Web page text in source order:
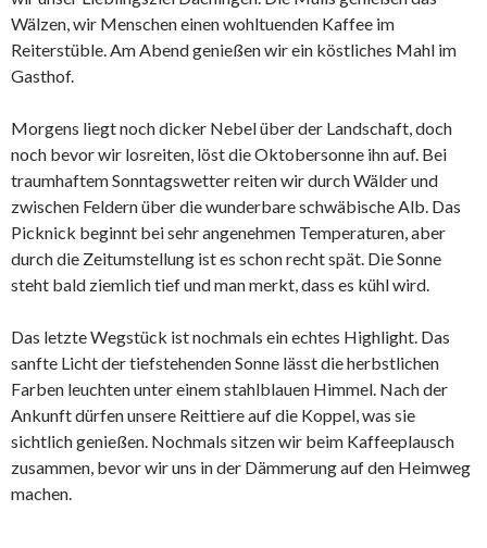
Wälzen, wir Menschen einen wohltuenden Kaffee im
Reiterstüble. Am Abend genießen wir ein köstliches Mahl im
Gasthof.
Morgens liegt noch dicker Nebel über der Landschaft, doch
noch bevor wir losreiten, löst die Oktobersonne ihn auf. Bei
traumhaftem Sonntagswetter reiten wir durch Wälder und
zwischen Feldern über die wunderbare schwäbische Alb. Das
Picknick beginnt bei sehr angenehmen Temperaturen, aber
durch die Zeitumstellung ist es schon recht spät. Die Sonne
steht bald ziemlich tief und man merkt, dass es kühl wird.
Das letzte Wegstück ist nochmals ein echtes Highlight. Das
sanfte Licht der tiefstehenden Sonne lässt die herbstlichen
Farben leuchten unter einem stahlblauen Himmel. Nach der
Ankunft dürfen unsere Reittiere auf die Koppel, was sie
sichtlich genießen. Nochmals sitzen wir beim Kaffeeplausch
zusammen, bevor wir uns in der Dämmerung auf den Heimweg
machen.